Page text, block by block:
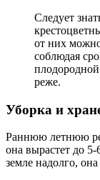
Следует
от них
соблюдая
реже.
Уборка и
Раннюю летнюю
она вырастет до
земле надолго, она